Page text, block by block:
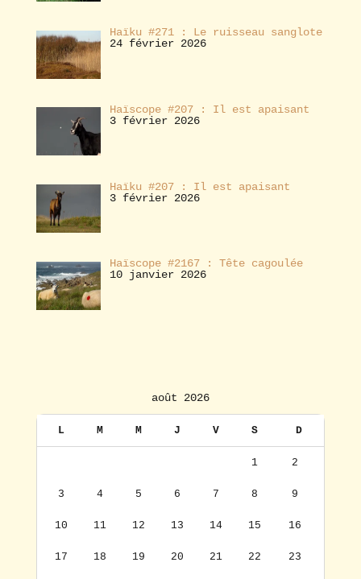
Haïku #271 : Le ruisseau sanglote
24 février 2026
Haïscope #207 : Il est apaisant
3 février 2026
Haïku #207 : Il est apaisant
3 février 2026
Haïscope #2167 : Tête cagoulée
10 janvier 2026
août 2026
L M M J V S D
1 2
3 4 5 6 7 8 9
10 11 12 13 14 15 16
17 18 19 20 21 22 23